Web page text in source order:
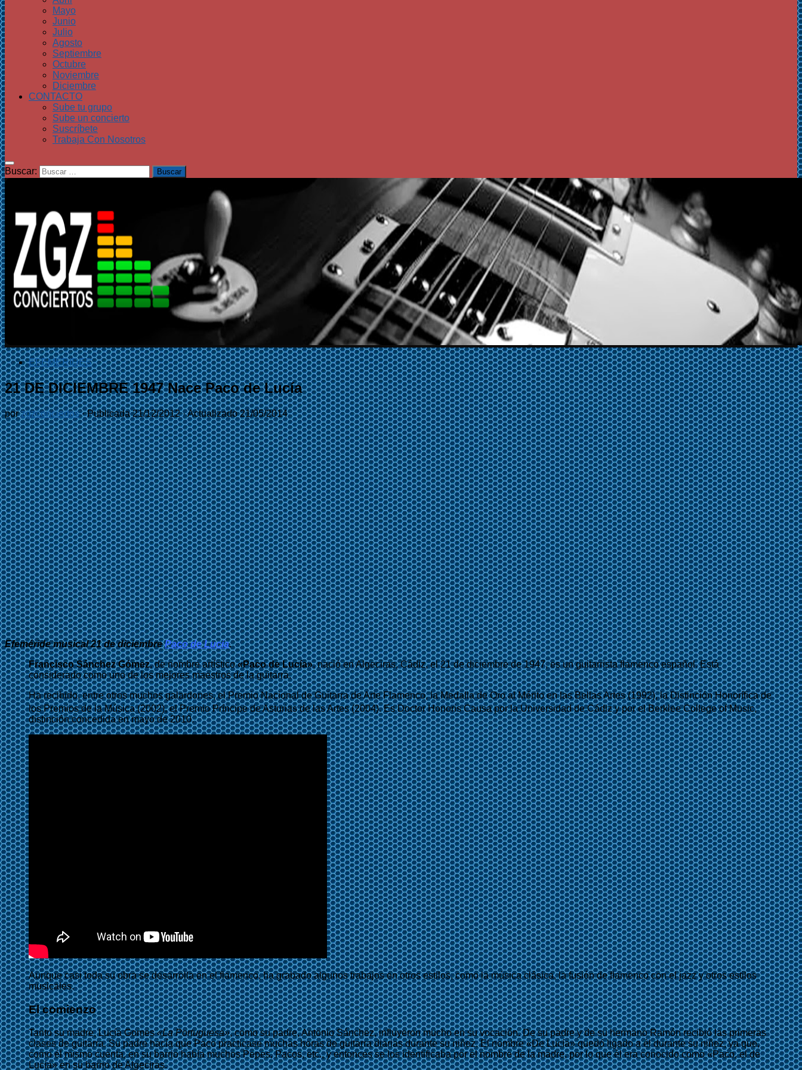
Mayo
Junio
Julio
Agosto
Septiembre
Octubre
Noviembre
Diciembre
CONTACTO
Sube tu grupo
Sube un concierto
Suscríbete
Trabaja Con Nosotros
Buscar:
EFEMÉRIDES
21 DE DICIEMBRE 1947 Nace Paco de Lucía
porzgzconciertos · Publicada21/12/2012· Actualizado21/05/2014
Efeméride musical 21 de diciembrePaco de Lucia.
Francisco Sánchez Gómez, de nombre artístico«Paco de Lucía», nació en Algeciras, Cádiz, el 21 de diciembre de 1947, es un guitarrista flamenco español. Está
considerado como uno de los mejores maestros de la guitarra.
Ha recibido, entre otros muchos galardones, el Premio Nacional de Guitarra de Arte Flamenco, la Medalla de Oro al Mérito en las Bellas Artes (1992), la Distinción Honorífica de
los Premios de la Música (2002), el Premio Príncipe de Asturias de las Artes (2004). Es Doctor Honoris Causa por la Universidad de Cádizy por el Berklee College of Music,
distinción concedida en mayo de 2010.
Aunque casi toda su obra se desarrolla en el flamenco, ha grabado algunos trabajos en otros estilos, como la música clásica, la fusión de flamenco con el jazz y otros estilos
musicales.
El comienzo
Tanto su madre, Lucía Gomes«La Portuguesa», como su padre, Antonio Sánchez, influyeron mucho en su vocación. De su padre y de su hermano Ramón recibió las primeras
clases de guitarra. Su padre hacía que Paco practicase muchas horas de guitarra diarias durante su niñez. El nombre «De Lucía» quedó ligado a él durante su niñez, ya que,
como él mismo cuenta, en su barrio había muchos Pepes, Pacos, etc., y entonces se los identificaba por el nombre de la madre, por lo que él era conocido como «Paco, el de
Lucía» en su barrio de Algeciras.